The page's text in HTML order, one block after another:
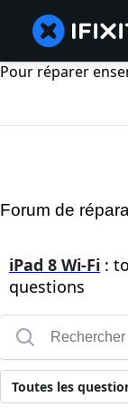
Pour réparer
Forum de
iPad 8 Wi-Fi :
questions
Toutes les